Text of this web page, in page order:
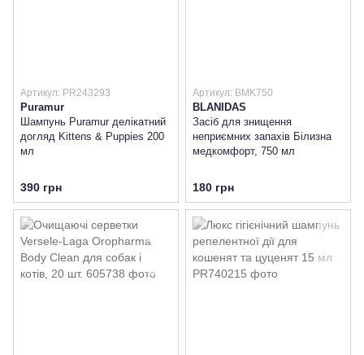
Артикул: PR243293
Puramur
Шампунь Puramur делікатний
догляд Kittens & Puppies 200
мл
390 грн
Артикул: BMK750
BLANIDAS
Засіб для знищення
неприємних запахів Білизна
медкомфорт, 750 мл
180 грн